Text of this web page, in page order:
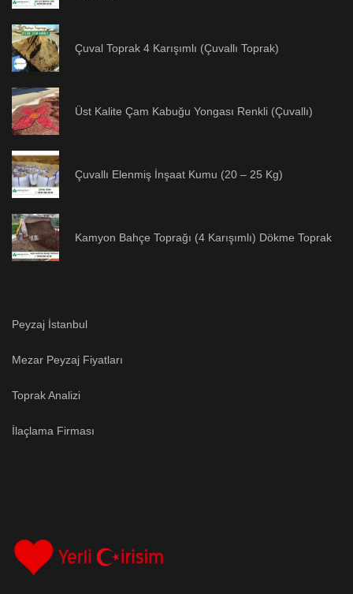
Çuval Toprak 4 Karışımlı (Çuvallı Toprak)
Üst Kalite Çam Kabuğu Yongası Renkli (Çuvallı)
Çuvallı Elenmiş İnşaat Kumu (20 – 25 Kg)
Kamyon Bahçe Toprağı (4 Karışımlı) Dökme Toprak
Peyzaj İstanbul
Mezar Peyzaj Fiyatları
Toprak Analizi
İlaçlama Firması